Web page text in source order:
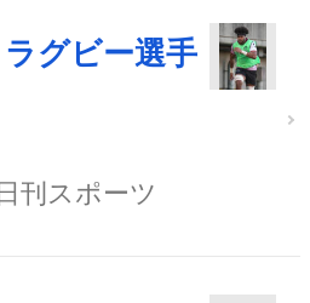
グビー選手
日刊スポーツ